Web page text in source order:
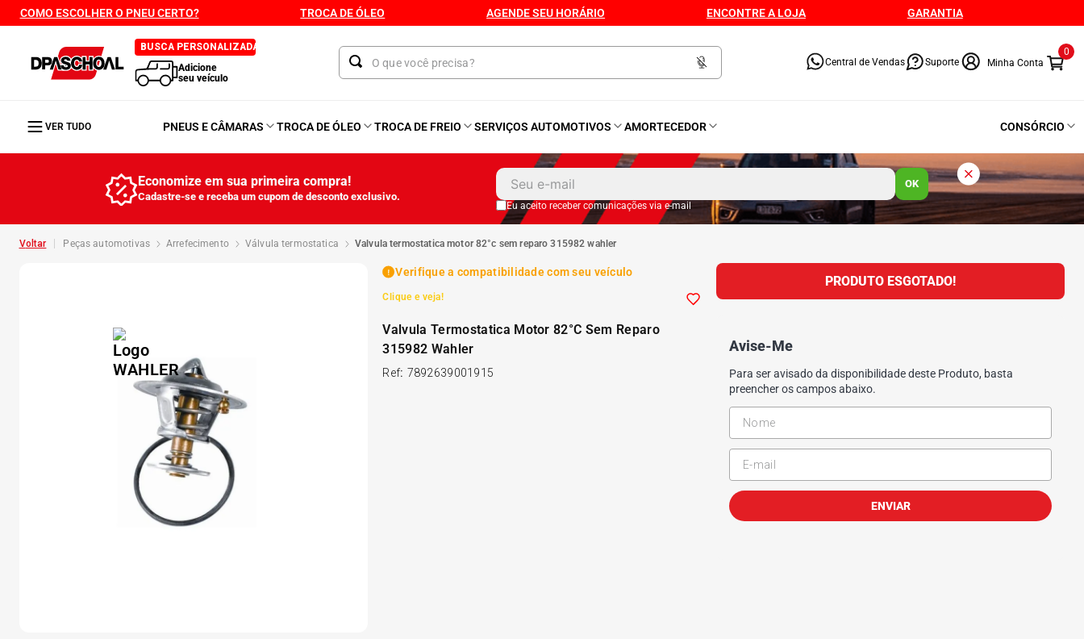
COMO ESCOLHER O PNEU CERTO? TROCA DE ÓLEO AGENDE SEU HORÁRIO ENCONTRE A LOJA GARANTIA
BUSCA PERSONALIZADA
Adicione
seu veículo
Central de Vendas Suporte
0
VER TUDO PNEUS E CÂMARAS TROCA DE ÓLEO TROCA DE FREIO SERVIÇOS AUTOMOTIVOS AMORTECEDOR CONSÓRCIO
Economize em sua primeira compra!
Cadastre-se e receba um cupom de desconto exclusivo.
OK
Eu aceito receber comunicações via e-mail
peças automotivas arrefecimento válvula termostatica valvula termostatica motor 82°c sem reparo 315982 wahler
Verifique a compatibilidade com seu veículo
Clique e veja!
Valvula Termostatica Motor 82°C Sem Reparo
315982 Wahler
Ref: 7892639001915
PRODUTO ESGOTADO!
Avise-Me
Para ser avisado da disponibilidade deste Produto, basta
preencher os campos abaixo.
ENVIAR
1º Kit 4 Pneu
2º Kit Pneu
3º Bproauto
175 65r14
Kit 4 Pneu Xbri Aro 13